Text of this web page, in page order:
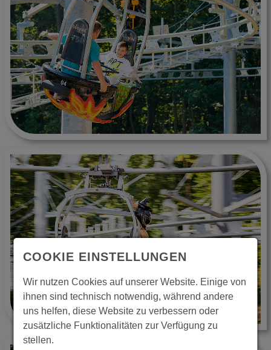
COOKIE EINSTELLUNGEN
Wir nutzen Cookies auf unserer Website. Einige von
ihnen sind technisch notwendig, während andere
uns helfen, diese Website zu verbessern oder
zusätzliche Funktionalitäten zur Verfügung zu
stellen.